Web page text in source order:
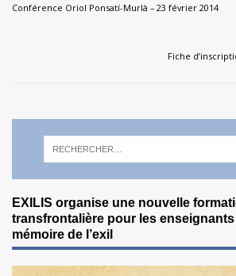
Conférence Oriol Ponsatí-Murlà – 23 février 2014
Fiche
EXILIS organise une nouvelle
transfrontalière pour les
mémoire de l’exil